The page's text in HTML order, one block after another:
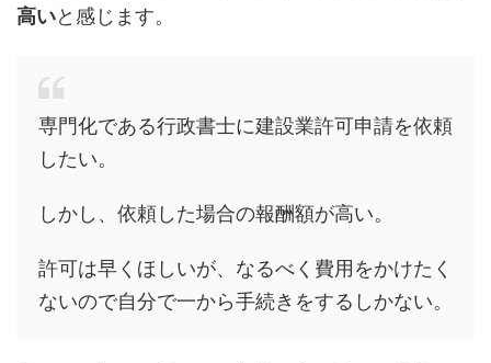
高いと感じます。
専門化である行政書士に建設業許可申請を依頼
したい。
しかし、依頼した場合の報酬額が高い。
許可は早くほしいが、なるべく費用をかけたく
ないので自分で一から手続きをするしかない。